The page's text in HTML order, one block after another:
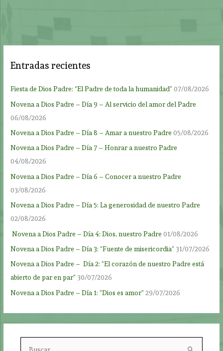
Entradas recientes
Fiesta de Dios Padre: “El Padre de toda la humanidad” 07/08/2026
Novena a Dios Padre – Día 9 – Al servicio del amor del Padre
06/08/2026
Novena a Dios Padre – Día 8 – Amar a nuestro Padre 05/08/2026
Novena a Dios Padre – Día 7 – Honrar a nuestro Padre
04/08/2026
Novena a Dios Padre – Día 6 – Conocer a nuestro Padre
03/08/2026
Novena a Dios Padre – Día 5: La generosidad de nuestro Padre
02/08/2026
Novena a Dios Padre – Día 4: Dios, nuestro Padre 01/08/2026
Novena a Dios Padre – Día 3: “Fuente de misericordia” 31/07/2026
Novena a Dios Padre – Día 2: “El corazón de nuestro Padre está
abierto de par en par” 30/07/2026
Novena a Dios Padre – Día 1: “Dios es amor” 29/07/2026